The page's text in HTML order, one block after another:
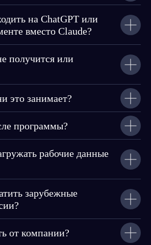
на ChatGPT или
вместо Claude?
получится или
это занимает?
программы?
рабочие данные
зарубежные
от компании?